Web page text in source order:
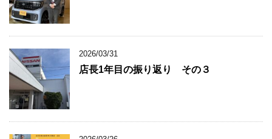
2026/03/31
店長1年目の振り返り その３